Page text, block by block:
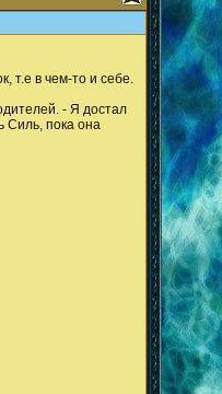
т.е в чем-то и себе.
- Я достал
Силь, пока она